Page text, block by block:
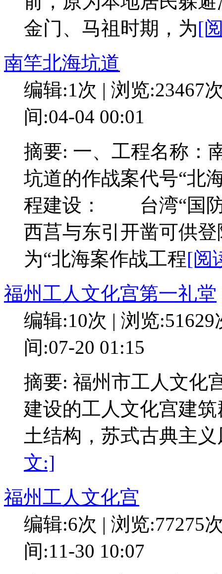
金门、马祖时期，为[
南竿北海坑道
编辑:1次 | 浏览:23467
间:04-04 00:01
摘要: 一、工程名称
坑道的作战案代号“北
程建设： 台湾“国防
西莒与东引开凿可供
为“北海案作战工程[阅
福州工人文化宫第一礼堂
编辑:10次 | 浏览:51629
间:07-20 01:15
摘要: 福州市工人文化
建设的工人文化宫建
土结构，苏式古典主
文:]
福州工人文化宫
编辑:6次 | 浏览:77275
间:11-30 10:07